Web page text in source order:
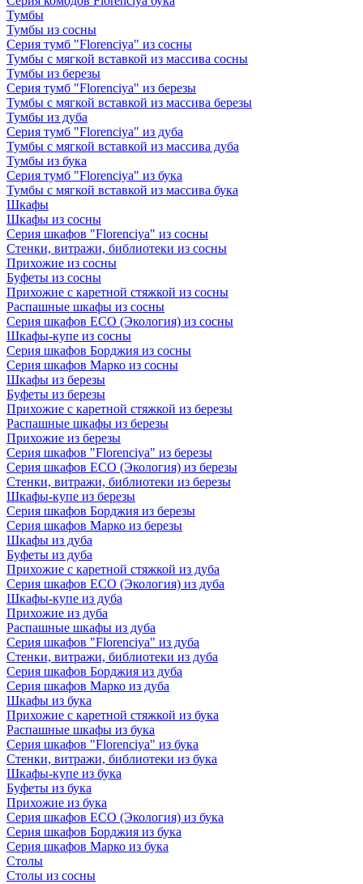
Тумбы
Тумбы из сосны
Серия тумб "Florenciya" из сосны
Тумбы с мягкой вставкой из массива сосны
Тумбы из березы
Серия тумб "Florenciya" из березы
Тумбы с мягкой вставкой из массива березы
Тумбы из дуба
Серия тумб "Florenciya" из дуба
Тумбы с мягкой вставкой из массива дуба
Тумбы из бука
Серия тумб "Florenciya" из бука
Тумбы с мягкой вставкой из массива бука
Шкафы
Шкафы из сосны
Серия шкафов "Florenciya" из сосны
Стенки, витражи, библиотеки из сосны
Прихожие из сосны
Буфеты из сосны
Прихожие с каретной стяжкой из сосны
Распашные шкафы из сосны
Серия шкафов ECO (Экология) из сосны
Шкафы-купе из сосны
Серия шкафов Борджия из сосны
Серия шкафов Марко из сосны
Шкафы из березы
Буфеты из березы
Прихожие с каретной стяжкой из березы
Распашные шкафы из березы
Прихожие из березы
Серия шкафов "Florenciya" из березы
Серия шкафов ECO (Экология) из березы
Стенки, витражи, библиотеки из березы
Шкафы-купе из березы
Серия шкафов Борджия из березы
Серия шкафов Марко из березы
Шкафы из дуба
Буфеты из дуба
Прихожие с каретной стяжкой из дуба
Серия шкафов ECO (Экология) из дуба
Шкафы-купе из дуба
Прихожие из дуба
Распашные шкафы из дуба
Серия шкафов "Florenciya" из дуба
Стенки, витражи, библиотеки из дуба
Серия шкафов Борджия из дуба
Серия шкафов Марко из дуба
Шкафы из бука
Прихожие с каретной стяжкой из бука
Распашные шкафы из бука
Серия шкафов "Florenciya" из бука
Стенки, витражи, библиотеки из бука
Шкафы-купе из бука
Буфеты из бука
Прихожие из бука
Серия шкафов ECO (Экология) из бука
Серия шкафов Борджия из бука
Серия шкафов Марко из бука
Столы
Столы из сосны